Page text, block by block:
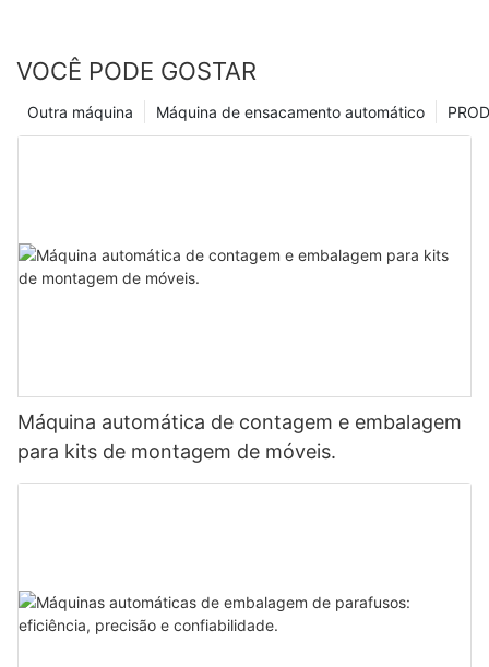
VOCÊ PODE GOSTAR
Máquina de ensacamento automático
Outra máquina
Máquina automática de contagem e embalagem
para kits de montagem de móveis.